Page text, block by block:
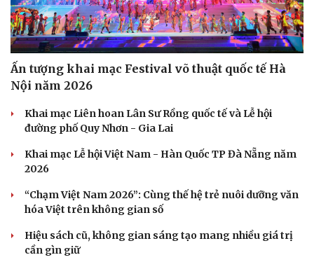
Ấn tượng khai mạc Festival võ thuật quốc tế Hà
Nội năm 2026
Khai mạc Liên hoan Lân Sư Rồng quốc tế và Lễ hội
đường phố Quy Nhơn - Gia Lai
Khai mạc Lễ hội Việt Nam - Hàn Quốc TP Đà Nẵng năm
2026
“Chạm Việt Nam 2026”: Cùng thế hệ trẻ nuôi dưỡng văn
hóa Việt trên không gian số
Hiệu sách cũ, không gian sáng tạo mang nhiều giá trị
cần gìn giữ